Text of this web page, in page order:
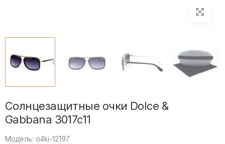
Солнцезащитные очки Dolce &
Gabbana 3017c11
Модель: o4ki-12197